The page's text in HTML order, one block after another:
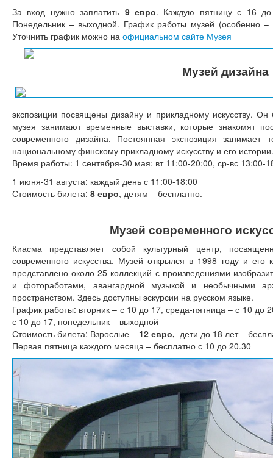
За вход нужно заплатить 9 евро. Каждую пятницу с 16
Понедельник – выходной. График работы музей (особенно –
Уточнить график можно на официальном сайте Музея
Музей дизайна
экспозиции посвящены дизайну и прикладному искусству.
музея занимают временные выставки, которые знакомят
современного дизайна. Постоянная экспозиция
национальному финскому прикладному искусству и его истории.
Время работы: 1 сентября-30 мая: вт 11:00-20:00, ср-вс 13:00-
1 июня-31 августа: каждый день с 11:00-18:00
Стоимость билета: 8 евро, детям – бесплатно.
Музей современного
Киасма представляет собой культурный центр,
современного искусства. Музей открылся в 1998 году и его
представлено около 25 коллекций с произведениями
и фотоработами, авангардной музыкой и необычными
пространством. Здесь доступны эскурсии на русском языке.
График работы: вторник – с 10 до 17, среда-пятница – с 10 до
с 10 до 17, понедельник – выходной
Стоимость билета: Взрослые – 12 евро, дети до 18 лет –
Первая пятница каждого месяца – бесплатно с 10 до 20.30